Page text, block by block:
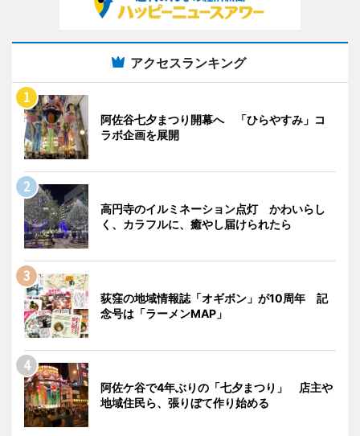
アクセスランキング
阿佐谷七夕まつり開幕へ 「ひらやすみ」コ
ラボ企画を展開
高円寺のイルミネーション点灯 かわいらし
く、カラフルに、癒やし届けられたら
荻窪の地域情報誌「オギボン」が10周年 記
念号は「ラーメンMAP」
阿佐ケ谷で4年ぶりの「七夕まつり」 店主や
地域住民ら、張りぼて作り始める